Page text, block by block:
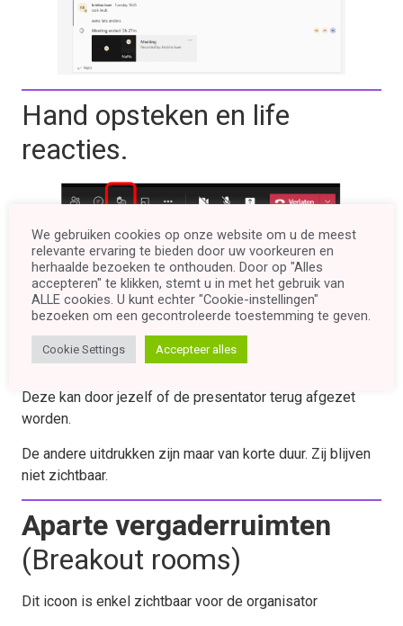
Hand opsteken en life
reacties.
De hand opsteken is een uitdrukken die
Deze kan door jezelf of de presentator terug afgezet
worden.
De andere uitdrukken zijn maar van korte duur. Zij blijven
niet zichtbaar.
Aparte vergaderruimten
(Breakout rooms)
Dit icoon is enkel zichtbaar voor de organisator
We gebruiken cookies op onze website om u de meest
relevante ervaring te bieden door uw voorkeuren en
herhaalde bezoeken te onthouden. Door op "Alles
accepteren" te klikken, stemt u in met het gebruik van
ALLE cookies. U kunt echter "Cookie-instellingen"
bezoeken om een ​​gecontroleerde toestemming te geven.
Cookie Settings Accepteer alles